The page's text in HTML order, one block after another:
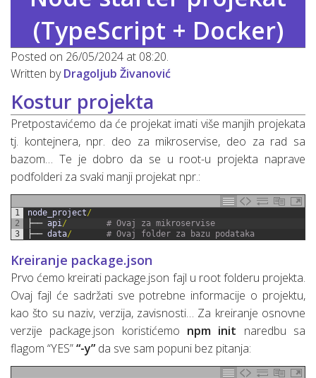
(TypeScript + Docker)
Posted on 26/05/2024 at 08:20.
Written byDragoljub Živanović
Kostur projekta
Pretpostavićemo da će projekat imati više manjih projekata
tj. kontejnera, npr. deo za mikroservise, deo za rad sa
bazom… Te je dobro da se u root-u projekta naprave
podfolderi za svaki manji projekat npr.:
1
2
3
node_project/
├── api /
# Ovaj za mikroservise
├── data/ # Ovaj folder za bazu podataka
Kreiranje package.json
Prvo ćemo kreirati package.json fajl u root folderu projekta.
Ovaj fajl će sadržati sve potrebne informacije o projektu,
kao što su naziv, verzija, zavisnosti… Za kreiranje osnovne
verzije package.json koristićemo npm init naredbu sa
flagom “YES”“-y” da sve sam popuni bez pitanja: